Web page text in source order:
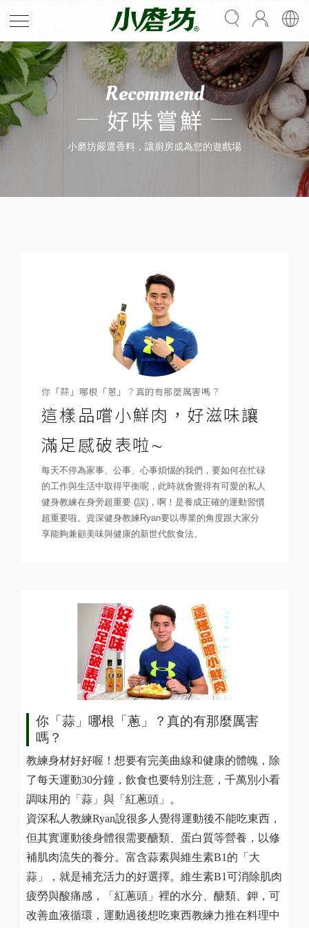
Recommend
好味嘗鮮
小磨坊嚴選香料，讓廚房成為您的遊戲場
你「蒜」哪根「蔥」？真的有那麼厲害嗎？
這樣品嚐小鮮肉，好滋味讓
滿足感破表啦∼
每天不停為家事、公事、心事煩惱的我們，要如何在忙碌
的工作與生活中取得平衡呢，此時就會覺得有可愛的私人
健身教練在身旁超重要 (誤)，啊！是養成正確的運動習慣
超重要啦。資深健身教練Ryan要以專業的角度跟大家分
享能夠兼顧美味與健康的新世代飲食法。
你「蒜」哪根「蔥」？真的有那麼厲害
嗎？
教練身材好好喔！想要有完美曲線和健康的體魄，除
了每天運動30分鐘，飲食也要特別注意，千萬別小看
調味用的「蒜」與「紅蔥頭」。
資深私人教練Ryan說很多人覺得運動後不能吃東西，
但其實運動後身體很需要醣類、蛋白質等營養，以修
補肌肉流失的養分。富含蒜素與維生素B1的「大
蒜」，就是補充活力的好選擇。維生素B1可消除肌肉
疲勞與酸痛感，「紅蔥頭」裡的水分、醣類、鉀，可
改善血液循環，運動過後想吃東西教練力推在料理中